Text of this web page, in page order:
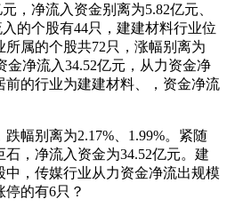
，净流入资金别离为5.82亿元、
的个股有44只，建建材料行业位
属的个股共72只，涨幅别离为
金净流入34.52亿元，从力资金净
前的行业为建建材料、，资金净流
别离为2.17%、1.99%。紧随
，净流入资金为34.52亿元。建
，传媒行业从力资金净流出规模
的有6只？